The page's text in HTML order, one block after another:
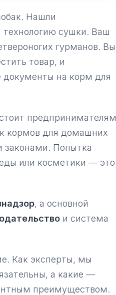
Нашли
технологию сушки. Ваш
гурманов. Вы
товар, и
документы на корм для
предпринимателям
кормов для домашних
законами. Попытка
или косметики — это
, а основной
и система
Как эксперты, мы
а какие —
преимуществом.